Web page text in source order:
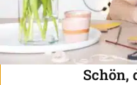
Schön,